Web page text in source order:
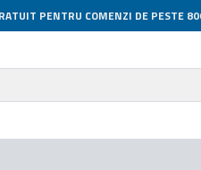
PENTRU COMENZI DE PESTE